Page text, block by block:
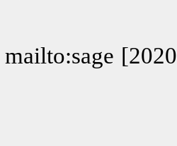
mailto:sage